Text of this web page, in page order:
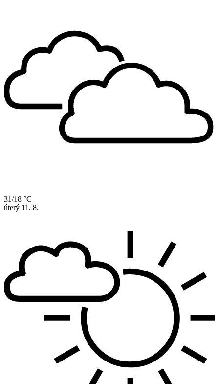
31/18 °C
úterý 11. 8.